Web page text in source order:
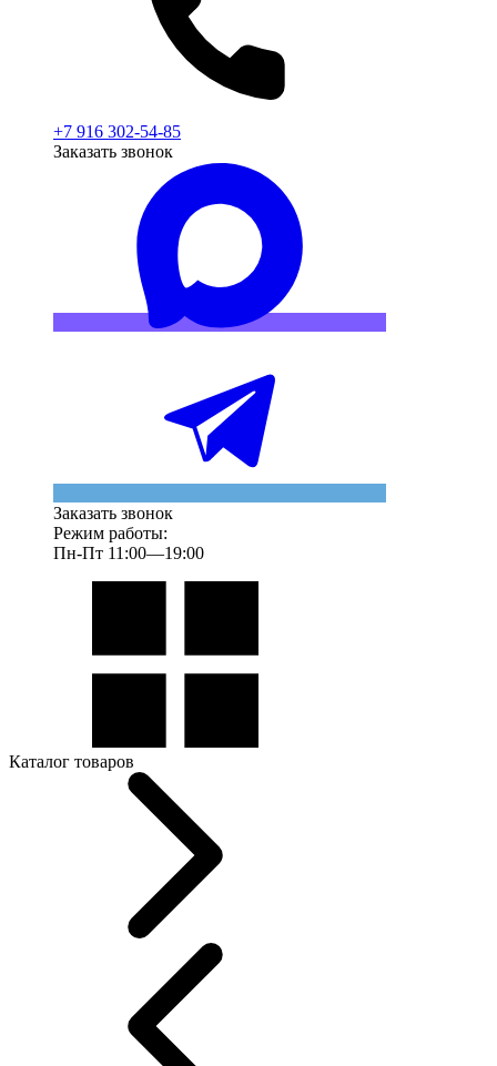
+7 916 302-54-85
Заказать звонок
Заказать звонок
Режим работы:
Пн-Пт 11:00—19:00
Каталог товаров